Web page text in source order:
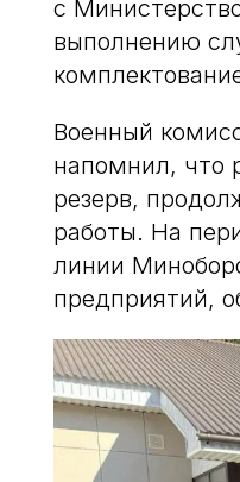
с
выполнению
Военный
напомнил, что
резерв,
работы. На
линии
предприятий,